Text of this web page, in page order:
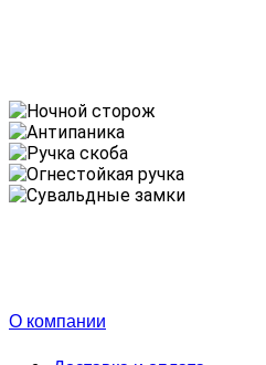
О компании